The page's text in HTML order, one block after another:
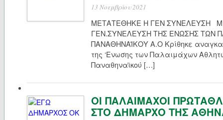
13 Νοεμβρίου 2021
ΜΕΤΑΤΕΘΗΚΕ Η ΓΕΝ ΣΥΝΕΛΕΥΣΗ
ΓΕΝ.ΣΥΝΕΛΕΥΣΗ ΤΗΣ ΕΝΩΣΗΣ ΤΩΝ
ΠΑΝΑΘΗΝΑΪΚΟΥ Α.Ο Κρίθηκε
της ‘Ενωσης των Παλαιμάχων
Παναθηναϊκού […]
ΟΙ ΠΑΛΑΙΜΑΧΟΙ
ΣΤΟ ΔΗΜΑΡΧΟ ΤΗΣ